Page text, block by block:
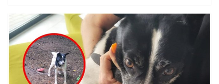
Amerykanów, Brytyjczyków, a wreszcie i Polaków,
część ludzi spogląda na tego typu rozrywki
nieprzychylnym okiem, traktując je jako kolejne
udziwnienia i źródło niepotrzebnego stresu dla
zwierząt. A może w tym szaleństwie jest metoda?
Postanowiłam zweryfikować to osobiście.